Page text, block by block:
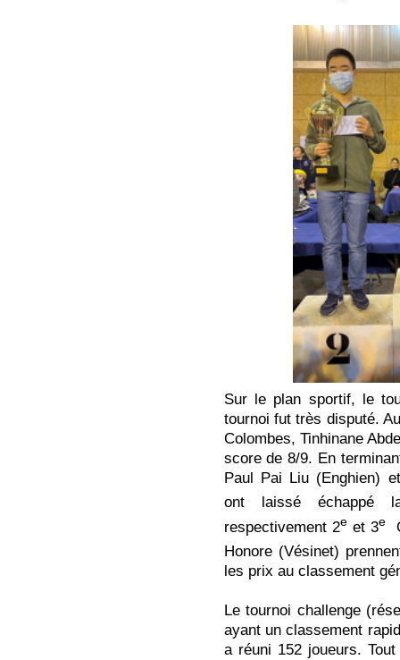
Sur le plan sportif, le
tournoi fut très disputé.
Colombes, Tinhinane
score de 8/9. En
Paul Pai Liu (Enghien)
ont laissé échappé
respectivement 2eet 3e
Honore(Vésinet)
les prix au classement
Le tournoi challenge
ayant un classement
a réuni 152 joueurs.